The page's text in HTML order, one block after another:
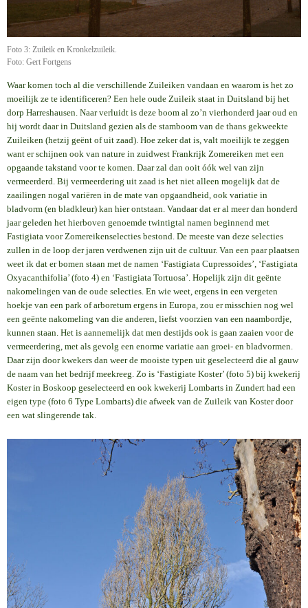
Foto 3: Zuileik en Kronkelzuileik.
Foto: Gert Fortgens
Waar komen toch al die verschillende Zuileiken vandaan en waarom is het zo
moeilijk ze te identificeren? Een hele oude Zuileik staat in Duitsland bij het
dorp Harreshausen. Naar verluidt is deze boom al zo’n vierhonderd jaar oud en
hij wordt daar in Duitsland gezien als de stamboom van de thans gekweekte
Zuileiken (hetzij geënt of uit zaad). Hoe zeker dat is, valt moeilijk te zeggen
want er schijnen ook van nature in zuidwest Frankrijk Zomereiken met een
opgaande takstand voor te komen. Daar zal dan ooit óók wel van zijn
vermeerderd. Bij vermeerdering uit zaad is het niet alleen mogelijk dat de
zaailingen nogal variëren in de mate van opgaandheid, ook variatie in
bladvorm (en bladkleur) kan hier ontstaan. Vandaar dat er al meer dan honderd
jaar geleden het hierboven genoemde twintigtal namen beginnend met
Fastigiata voor Zomereikenselecties bestond. De meeste van deze selecties
zullen in de loop der jaren verdwenen zijn uit de cultuur. Van een paar plaatsen
weet ik dat er bomen staan met de namen ‘Fastigiata Cupressoides’, ‘Fastigiata
Oxyacanthifolia’ (foto 4) en ‘Fastigiata Tortuosa’. Hopelijk zijn dit geënte
nakomelingen van de oude selecties. En wie weet, ergens in een vergeten
hoekje van een park of arboretum ergens in Europa, zou er misschien nog wel
een geënte nakomeling van die anderen, liefst voorzien van een naambordje,
kunnen staan. Het is aannemelijk dat men destijds ook is gaan zaaien voor de
vermeerdering, met als gevolg een enorme variatie aan groei- en bladvormen.
Daar zijn door kwekers dan weer de mooiste typen uit geselecteerd die al gauw
de naam van het bedrijf meekreeg. Zo is ‘Fastigiate Koster’ (foto 5) bij kwekerij
Koster in Boskoop geselecteerd en ook kwekerij Lombarts in Zundert had een
eigen type (foto 6 Type Lombarts) die afweek van de Zuileik van Koster door
een wat slingerende tak.